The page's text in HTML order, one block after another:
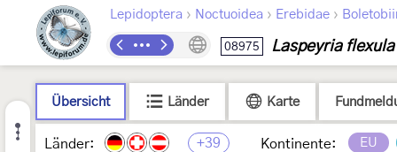
Lepidoptera › Noctuoidea › Erebidae ›
08975 Laspeyria flexula
Übersicht Länder Karte
Länder: +39 Kontinente: EU